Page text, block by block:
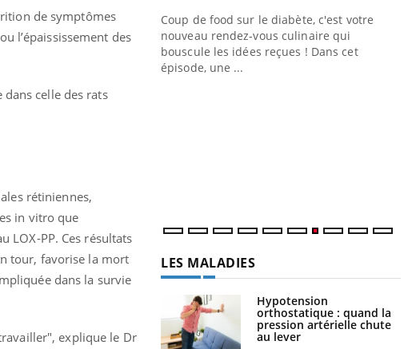
de symptômes
l’épaississement des
celle des rats
rétiniennes,
in vitro que
LOX-PP. Ces résultats
tour, favorise la mort
dans la survie
explique le Dr
à la médecine
lié à un groupe
en matière de bilan de
...
Coup de food sur le diabète, c'est votre
nouveau rendez-vous culinaire qui
bouscule les idées reçues ! Dans cet
épisode, une ...
LES MALADIES
Hypotension
orthostatique : quand la
pression artérielle chute
au lever